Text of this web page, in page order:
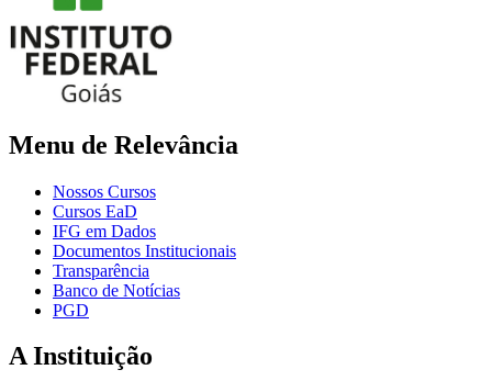
Menu de Relevância
Nossos Cursos
Cursos EaD
IFG em Dados
Documentos Institucionais
Transparência
Banco de Notícias
PGD
A Instituição